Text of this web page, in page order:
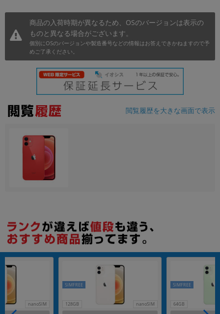
商品の入荷時期が異なるため、OSのバージョンは表示の
ものと異なる場合がございます。
個別にOSのバージョンや製造番号などの情報はお答えできかねますので予
めご了承ください。
閲覧履歴を大きな画面で表示
nanoSIM 128GB nanoSIM
SIMFREE
64GB
SIMFREE
年 月 まで
各項目のチェックボックスは「or検索」となります。
ただし機能別のみ「and検索」となります。